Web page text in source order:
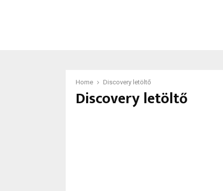
Home Discovery letöltő
Discovery letöltő